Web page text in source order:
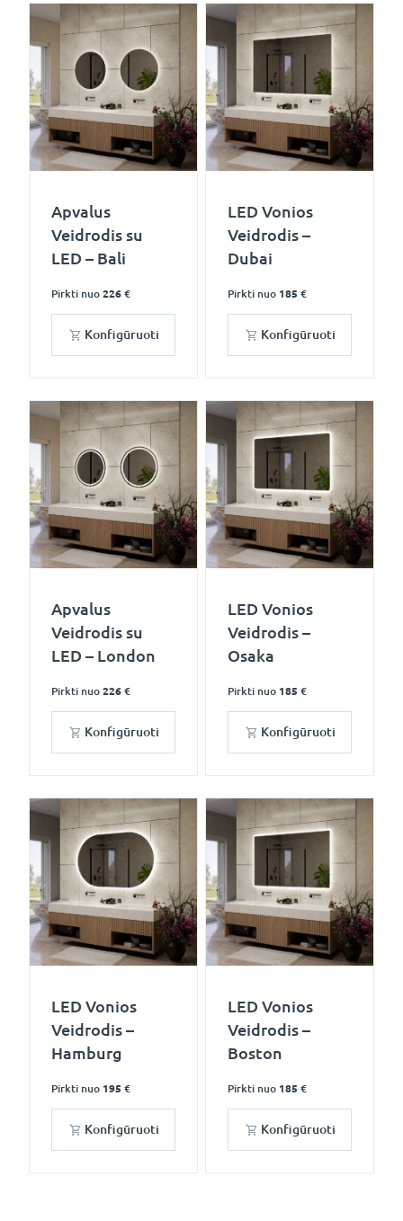
Apvalus
Veidrodis su
LED – Bali
Pirkti nuo 226 €
Konfigūruoti
LED Vonios
Veidrodis –
Dubai
Pirkti nuo 185 €
Konfigūruoti
Apvalus
Veidrodis su
LED – London
Pirkti nuo 226 €
Konfigūruoti
LED Vonios
Veidrodis –
Osaka
Pirkti nuo 185 €
Konfigūruoti
LED Vonios
Veidrodis –
Hamburg
Pirkti nuo 195 €
Konfigūruoti
LED Vonios
Veidrodis –
Boston
Pirkti nuo 185 €
Konfigūruoti